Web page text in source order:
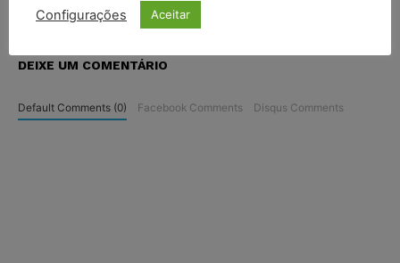
DEIXE UM COMENTÁRIO
Default Comments (0) Facebook Comments Disqus Comments
Configurações Aceitar